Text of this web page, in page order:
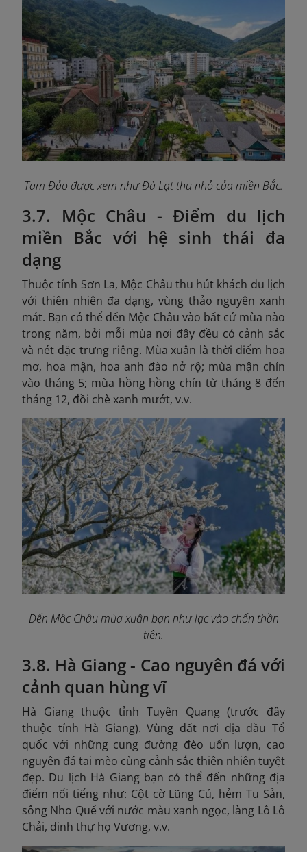
Tam Đảo được xem như Đà Lạt thu nhỏ của miền Bắc.
3.7. Mộc Châu - Điểm du lịch
miền Bắc với hệ sinh thái đa
dạng
Thuộc tỉnh Sơn La, Mộc Châu thu hút khách du lịch
với thiên nhiên đa dạng, vùng thảo nguyên xanh
mát. Bạn có thể đến Mộc Châu vào bất cứ mùa nào
trong năm, bởi mỗi mùa nơi đây đều có cảnh sắc
và nét đặc trưng riêng. Mùa xuân là thời điểm hoa
mơ, hoa mận, hoa anh đào nở rộ; mùa mận chín
vào tháng 5; mùa hồng hồng chín từ tháng 8 đến
tháng 12, đồi chè xanh mướt, v.v.
Đến Mộc Châu mùa xuân bạn như lạc vào chốn thần
tiên.
3.8. Hà Giang - Cao nguyên đá với
cảnh quan hùng vĩ
Hà Giang thuộc tỉnh Tuyên Quang (trước đây
thuộc tỉnh Hà Giang). Vùng đất nơi địa đầu Tổ
quốc với những cung đường đèo uốn lượn, cao
nguyên đá tai mèo cùng cảnh sắc thiên nhiên tuyệt
đẹp. Du lịch Hà Giang bạn có thể đến những địa
điểm nổi tiếng như: Cột cờ Lũng Cú, hẻm Tu Sản,
sông Nho Quế với nước màu xanh ngọc, làng Lô Lô
Chải, dinh thự họ Vương, v.v.